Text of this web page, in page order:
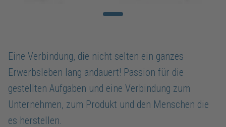
Eine Verbindung, die nicht selten ein ganzes
Erwerbsleben lang andauert! Passion für die
gestellten Aufgaben und eine Verbindung zum
Unternehmen, zum Produkt und den Menschen die
es herstellen.